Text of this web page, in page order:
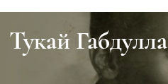
Тукай Габдулла